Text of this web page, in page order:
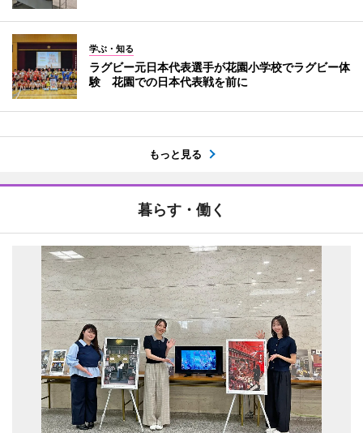
学ぶ・知る
ラグビー元日本代表選手が花園小学校でラグビー体
験 花園での日本代表戦を前に
もっと見る
暮らす・働く